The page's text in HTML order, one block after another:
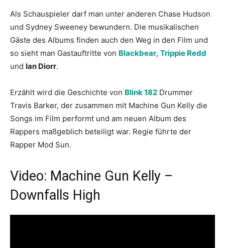
Als Schauspieler darf man unter anderen Chase Hudson
und Sydney Sweeney bewundern. Die musikalischen
Gäste des Albums finden auch den Weg in den Film und
so sieht man Gastauftritte von Blackbear, Trippie Redd
und Ian Diorr.
Erzählt wird die Geschichte von Blink 182 Drummer
Travis Barker, der zusammen mit Machine Gun Kelly die
Songs im Film performt und am neuen Album des
Rappers maßgeblich beteiligt war. Regie führte der
Rapper Mod Sun.
Video: Machine Gun Kelly –
Downfalls High